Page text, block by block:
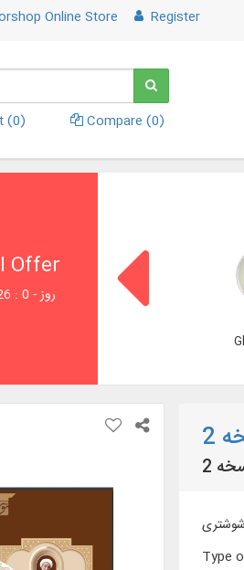
Online Store Register
(0) Compare (0)
Offer
1 روز - 0 : 26 : 20
2
2
Type